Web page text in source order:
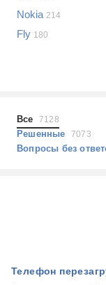
Планшеты
Наушники
Выберите...
не включается
выдает ошибку
Nokia 214
Fly 180
Все 7128
Решенные 7073
Вопросы без
Телефон